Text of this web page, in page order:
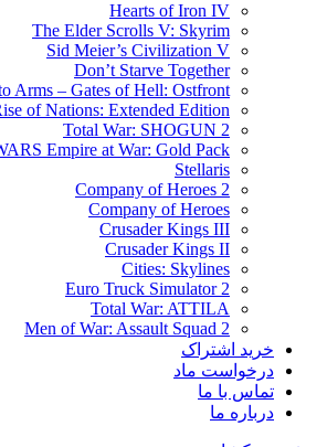
Hearts of Iron IV
The Elder Scrolls V: Skyrim
Sid Meier’s Civilization V
Don’t Starve Together
Arms – Gates of Hell: Ostfront
of Nations: Extended Edition
Total War: SHOGUN 2
Empire at War: Gold Pack
Stellaris
Company of Heroes 2
Company of Heroes
Crusader Kings III
Crusader Kings II
Cities: Skylines
Euro Truck Simulator 2
Total War: ATTILA
Men of War: Assault Squad 2
خرید اشتراک
درخواست ماد
تماس با ما
درباره ما